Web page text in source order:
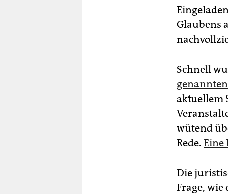
Glaubens
Schnell
aktuellem
wütend
Rede. Eine
Die
Frage,